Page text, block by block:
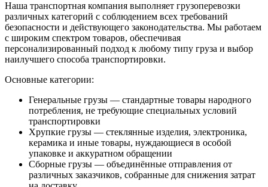
Наша транспортная компания выполняет грузоперевозки
различных категорий с соблюдением всех требований
безопасности и действующего законодательства. Мы работаем
с широким спектром товаров, обеспечивая
персонализированный подход к любому типу груза и выбор
наилучшего способа транспортировки.
Основные категории:
Генеральные грузы — стандартные товары народного
потребления, не требующие специальных условий
транспортировки
Хрупкие грузы — стеклянные изделия, электроника,
керамика и иные товары, нуждающиеся в особой
упаковке и аккуратном обращении
Сборные грузы — объединённые отправления от
различных заказчиков, собранные для снижения затрат